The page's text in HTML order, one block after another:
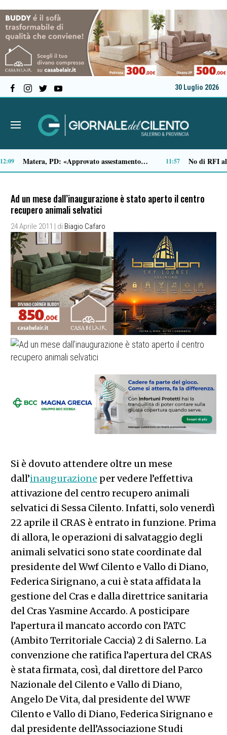
30 Luglio 2026
Tamponamento sulla litoranea di Pontecagnano: due ragazze ferite, madre e figlia illese 10:33 Traffico di cocaina dal Sud America, la coppia arrestata è di Buonabitacolo: avrebbe rifornito il Vallo di Diano
Ad un mese dall’inaugurazione è stato aperto il centro
recupero animali selvatici
24 Aprile 2011 | di Biagio Cafaro
Si è dovuto attendere oltre un mese
dall’inaugurazione per vedere l’effettiva
attivazione del centro recupero animali
selvatici di Sessa Cilento. Infatti, solo venerdì
22 aprile il CRAS è entrato in funzione. Prima
di allora, le operazioni di salvataggio degli
animali selvatici sono state coordinate dal
presidente del Wwf Cilento e Vallo di Diano,
Federica Sirignano, a cui è stata affidata la
gestione del Cras e dalla direttrice sanitaria
del Cras Yasmine Accardo. A posticipare
l’apertura il mancato accordo con l’ATC
(Ambito Territoriale Caccia) 2 di Salerno. La
convenzione che ratifica l’apertura del CRAS
è stata firmata, così, dal direttore del Parco
Nazionale del Cilento e Vallo di Diano,
Angelo De Vita, dal presidente del WWF
Cilento e Vallo di Diano, Federica Sirignano e
dal presidente dell’Associazione Studi